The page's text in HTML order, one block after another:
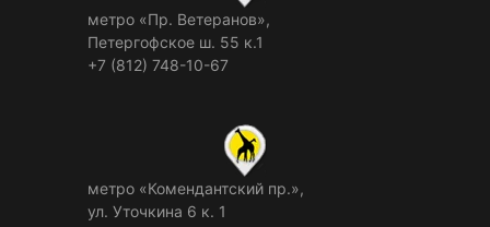
метро «Пр. Ветеранов»,
Петергофское ш. 55 к.1
+7 (812) 748-10-67
метро «Комендантский пр.»,
ул. Уточкина 6 к. 1